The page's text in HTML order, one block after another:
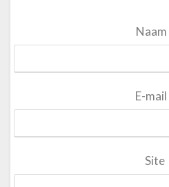
Naam
E-mail
Site